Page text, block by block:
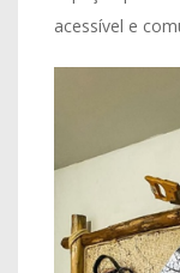
acessível e